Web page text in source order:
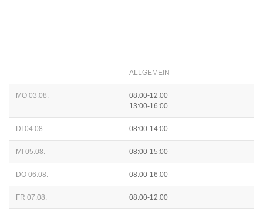
ALLGEMEIN
MO 03.08.
08:00-12:00
13:00-16:00
DI 04.08. 08:00-14:00
MI 05.08. 08:00-15:00
DO 06.08. 08:00-16:00
FR 07.08. 08:00-12:00